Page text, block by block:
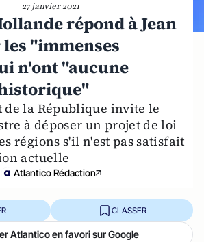
27 janvier 2021
répond à Jean
"immenses
n'ont "aucune
de la République invite le
à déposer un projet de loi
régions s'il n'est pas satisfait
actuelle
Atlantico Rédaction
CLASSER
Atlantico en favori sur Google